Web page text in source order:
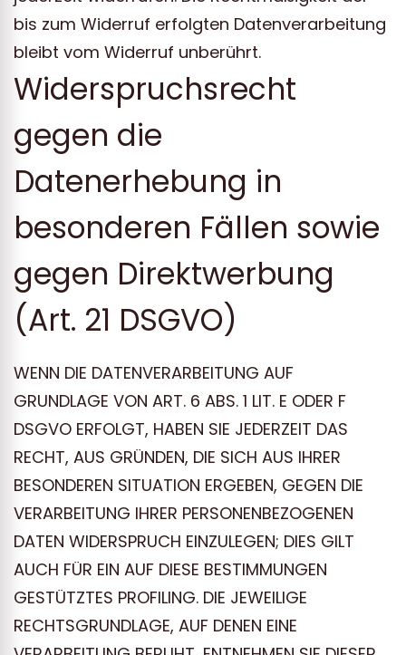
bis zum Widerruf erfolgten Datenverarbeitung
bleibt vom Widerruf unberührt.
Widerspruchsrecht
gegen die
Datenerhebung in
besonderen Fällen sowie
gegen Direktwerbung
(Art. 21 DSGVO)
WENN DIE DATENVERARBEITUNG AUF
GRUNDLAGE VON ART. 6 ABS. 1 LIT. E ODER F
DSGVO ERFOLGT, HABEN SIE JEDERZEIT DAS
RECHT, AUS GRÜNDEN, DIE SICH AUS IHRER
BESONDEREN SITUATION ERGEBEN, GEGEN DIE
VERARBEITUNG IHRER PERSONENBEZOGENEN
DATEN WIDERSPRUCH EINZULEGEN; DIES GILT
AUCH FÜR EIN AUF DIESE BESTIMMUNGEN
GESTÜTZTES PROFILING. DIE JEWEILIGE
RECHTSGRUNDLAGE, AUF DENEN EINE